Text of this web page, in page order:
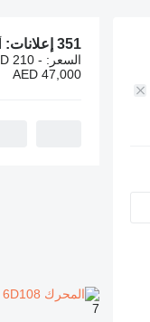
351 إعلانات:
السعر: 210 -
AED 47,000
7